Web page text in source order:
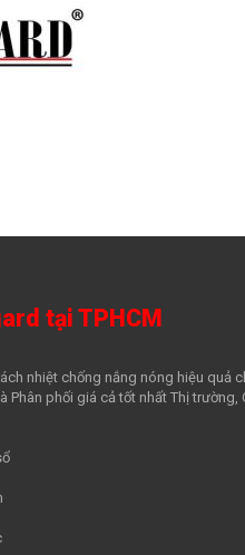
tại TPHCM
nhiệt chống nắng nóng hiệu quả
Phân phối giá cả tốt nhất Thị trường,